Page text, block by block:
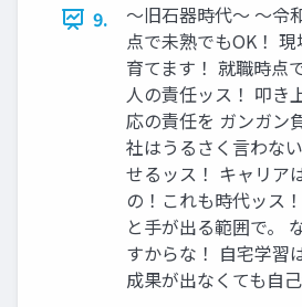
9.
～旧石器時代～ ～令
点で未熟でもOK！
育てます！ 就職時点
人の責任ッス！ 叩き
応の責任を ガンガン
社はうるさく言わな
せるッス！ キャリア
の！これも時代ッス
と手が出る範囲で。
すからな！ 自宅学習
成果が出なくても自